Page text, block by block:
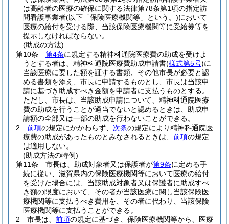
は高齢者の医療の確保に関する法律第78条第1項の指定訪
問看護事業者(以下「保険医療機関等」という。)において
医療の給付を受ける際、当該保険医療機関等に受給券等を
提示しなければならない。
(助成の方法)
第10条
第4条に規定する精神科通院医療費の助成を受けよ
うとする者は、精神科通院医療費助成申請書(様式第5号)に
当該医療に要した額を証する書類、その他市長が必要と認
める書類を添え、市長に申請するものとし、市長は当該申
請に基づき助成すべき金額を申請者に支払うものとする。
ただし、市長は、当該助成申請について、精神科通院医療
費の助成を行うことが適当でないと認めるときは、助成申
請額の全部又は一部の助成を行わないことができる。
2
前項の規定にかかわらず、 次条の規定により精神科通院医
療費の助成があったものとみなされるときは、 前項の規定
は適用しない。
(助成方法の特例)
第11条
市長は、助成対象者又は保護者が第9条に定める手
続に従い、滋賀県内の保険医療機関等において医療の給付
を受けた場合には、当該助成対象者又は保護者に助成すべ
き額の限度において、その者が当該医療に関し当該保険医
療機関等に支払うべき費用を、その者に代わり、当該保険
医療機関等に支払うことができる。
2
市長は、 前項の規定に基づき、保険医療機関等から、医療